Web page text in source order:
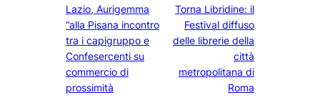
Lazio, Aurigemma
“alla Pisana incontro
tra i capigruppo e
Confesercenti su
commercio di
prossimità
Torna Libridine: il
Festival diffuso
delle librerie della
città
metropolitana di
Roma